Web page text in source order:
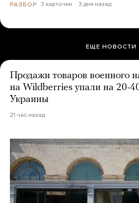
РАЗБОР 3 карточки 3 дня назад
ЕЩЕ НОВОСТИ
Продажи товаров военного
на Wildberries упали на 20-
Украины
21 час назад